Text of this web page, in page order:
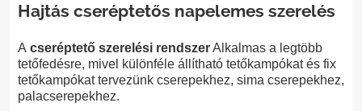
Hajtás cseréptetős napelemes szerelés
A cseréptető szerelési rendszerAlkalmas a legtöbb
tetőfedésre, mivel különféle állítható tetőkampókat és fix
tetőkampókat tervezünk cserepekhez, sima cserepekhez,
palacserepekhez.